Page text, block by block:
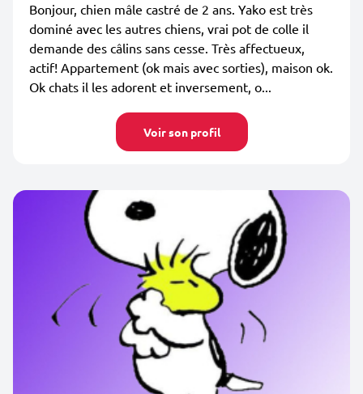
Bonjour, chien mâle castré de 2 ans. Yako est très
dominé avec les autres chiens, vrai pot de colle il
demande des câlins sans cesse. Très affectueux,
actif! Appartement (ok mais avec sorties), maison ok.
Ok chats il les adorent et inversement, o...
Voir son profil